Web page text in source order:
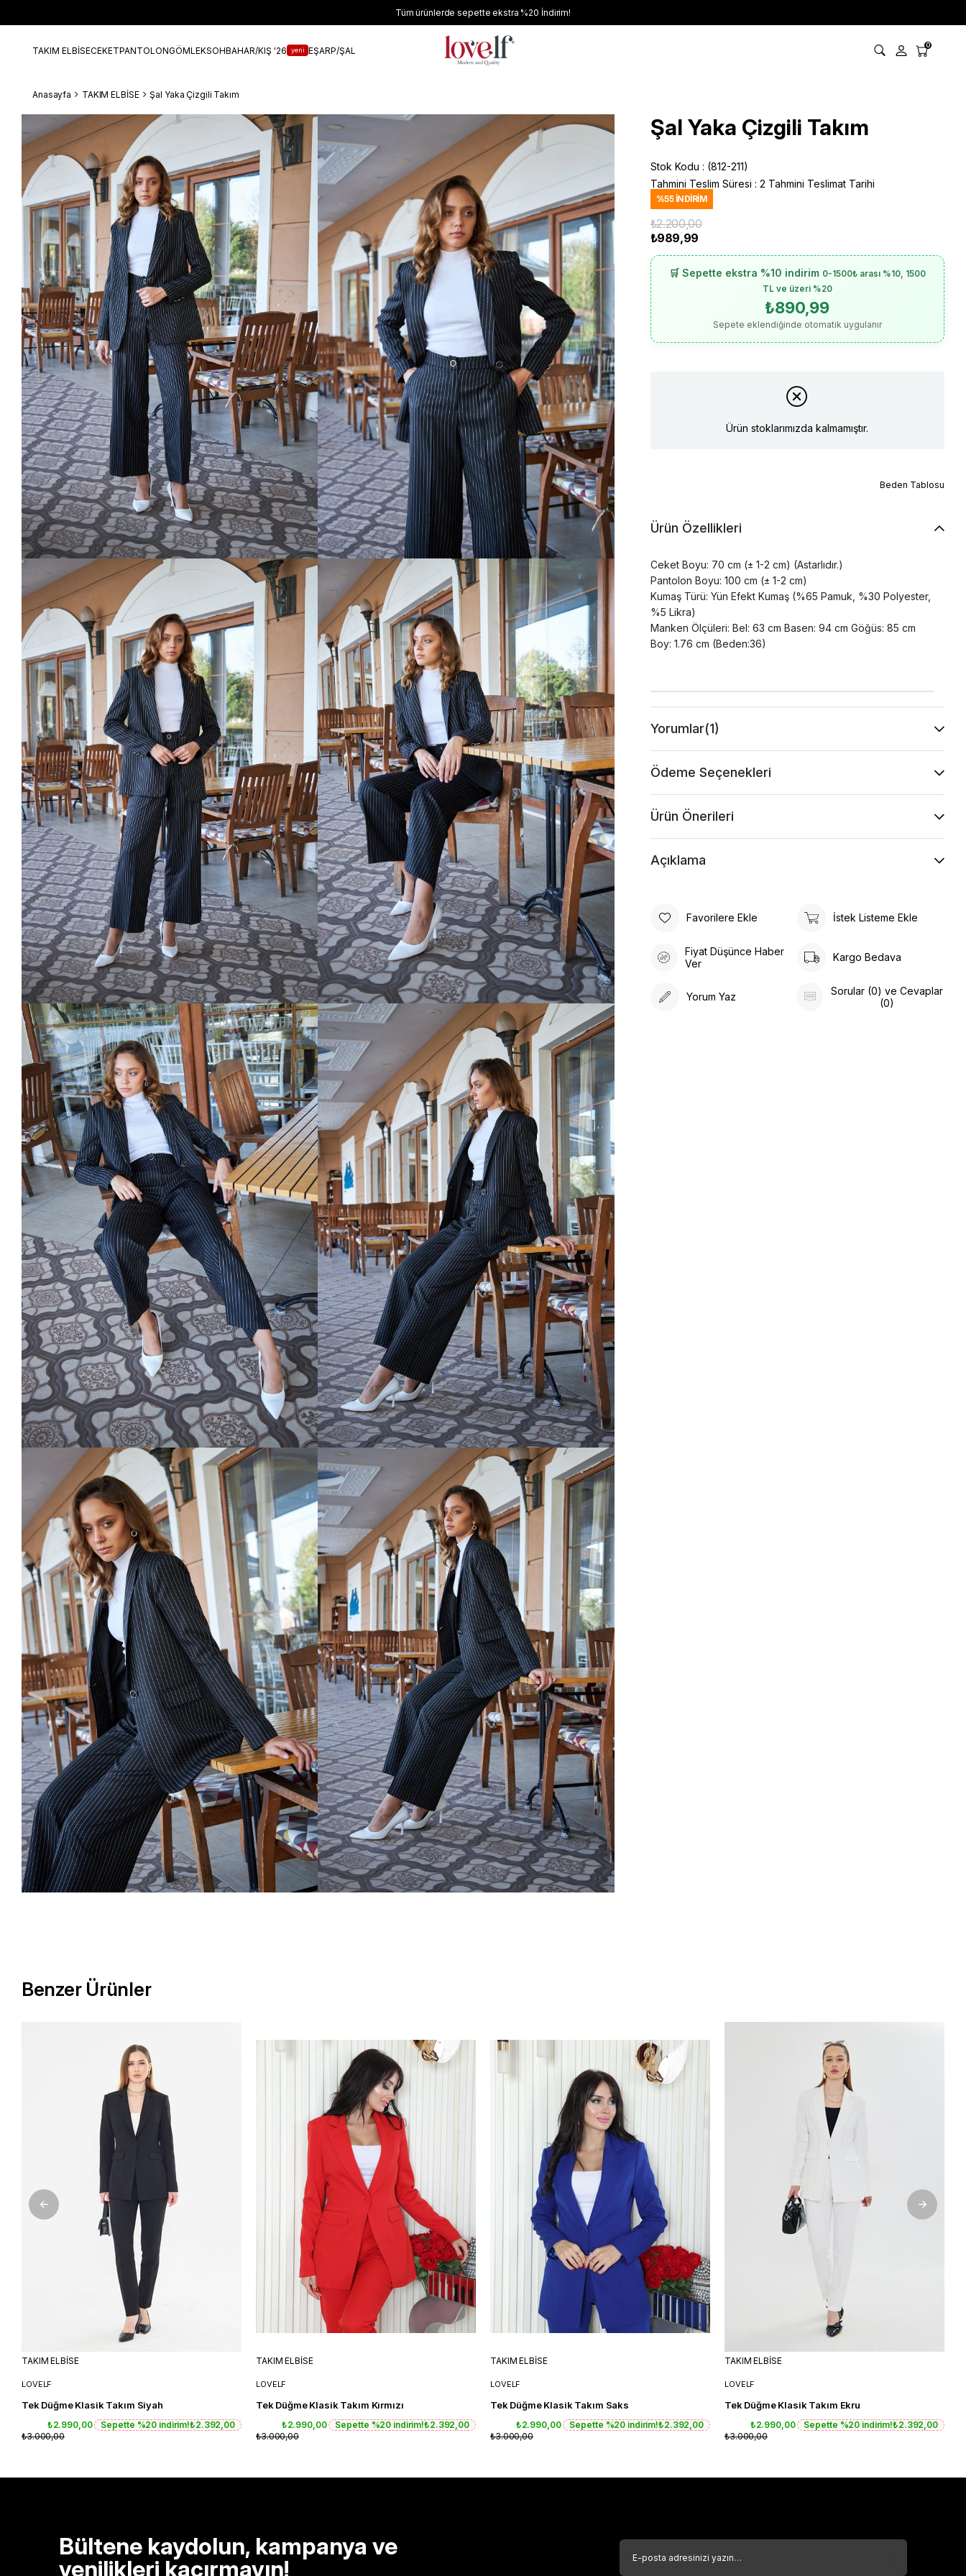
Tüm ürünlerde sepette ekstra %20 İndirim!
TAKIM ELBİSECEKETPANTOLONGÖMLEKSOHBAHAR/KIŞ '26 yeni EŞARP/ŞAL 0
Anasayfa TAKIM ELBİSE Şal Yaka Çizgili Takım
Şal Yaka Çizgili Takım
Stok Kodu
(812-211)
Tahmini Teslim Süresi : 2 Tahmini Teslimat Tarihi
%55 İNDIRIM
₺2.200,00
₺989,99
🛒 Sepette ekstra %10 indirim 0-1500₺ arası %10, 1500
TL ve üzeri %20
₺890,99
Sepete eklendiğinde otomatik uygulanır
Ürün stoklarımızda kalmamıştır.
Beden Tablosu
Ürün Özellikleri
Ceket Boyu: 70 cm (± 1-2 cm) (Astarlıdır.)
Pantolon Boyu: 100 cm (± 1-2 cm)
Kumaş Türü: Yün Efekt Kumaş (%65 Pamuk, %30 Polyester,
%5 Likra)
Manken Ölçüleri: Bel: 63 cm Basen: 94 cm Göğüs: 85 cm
Boy: 1.76 cm (Beden:36)
Yorumlar(1)
Ödeme Seçenekleri
Ürün Önerileri
Açıklama
Favorilere Ekle İstek Listeme Ekle
Fiyat Düşünce Haber
Ver
Kargo Bedava
Yorum Yaz
Sorular (0) ve Cevaplar
(0)
Benzer Ürünler
TAKIM ELBİSE
LOVELF
Tek Düğme Klasik Takım Siyah
₺2.990,00 Sepette %20 indirim!₺2.392,00
₺3.000,00
TAKIM ELBİSE
LOVELF
Tek Düğme Klasik Takım Kırmızı
₺2.990,00 Sepette %20 indirim!₺2.392,00
₺3.000,00
TAKIM ELBİSE
LOVELF
Tek Düğme Klasik Takım Saks
₺2.990,00 Sepette %20 indirim!₺2.392,00
₺3.000,00
TAKIM ELBİSE
LOVELF
Tek Düğme Klasik Takım Ekru
₺2.990,00 Sepette %20 indirim!₺2.392,00
₺3.000,00
Bültene kaydolun, kampanya ve
yenilikleri kaçırmayın!